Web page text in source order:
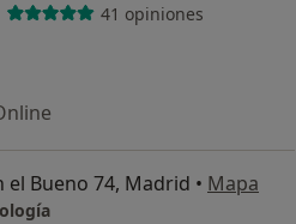
41 opiniones
el Bueno 74, Madrid • Mapa